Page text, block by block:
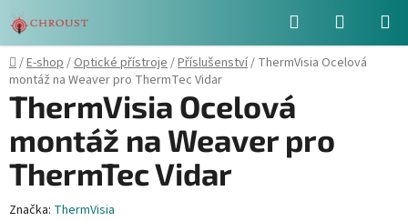
na
obsah
Hledat
KOŠÍK
Domů
/E-shop/Optické přístroje/Příslušenství/ ThermVisia Ocelová
montáž na Weaver pro ThermTec Vidar
ThermVisia Ocelová
montáž na Weaver pro
ThermTec Vidar
Značka: ThermVisia